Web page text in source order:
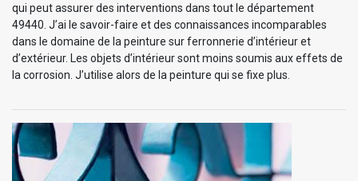
qui peut assurer des interventions dans tout le département
49440. J’ai le savoir-faire et des connaissances incomparables
dans le domaine de la peinture sur ferronnerie d’intérieur et
d’extérieur. Les objets d’intérieur sont moins soumis aux effets de
la corrosion. J’utilise alors de la peinture qui se fixe plus.